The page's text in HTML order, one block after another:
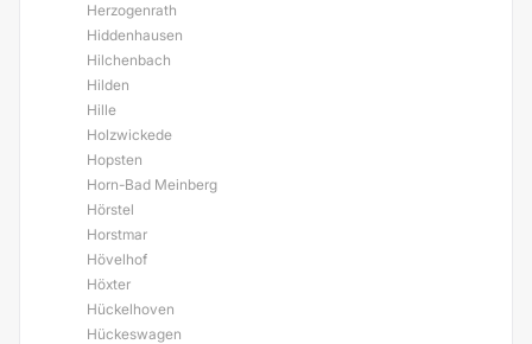
Herzogenrath
Hiddenhausen
Hilchenbach
Hilden
Hille
Holzwickede
Hopsten
Horn-Bad Meinberg
Hörstel
Horstmar
Hövelhof
Höxter
Hückelhoven
Hückeswagen